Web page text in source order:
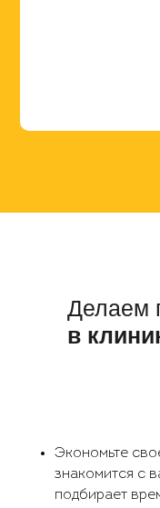
Делаем
в
Экономьте
знакомится с
подбирает